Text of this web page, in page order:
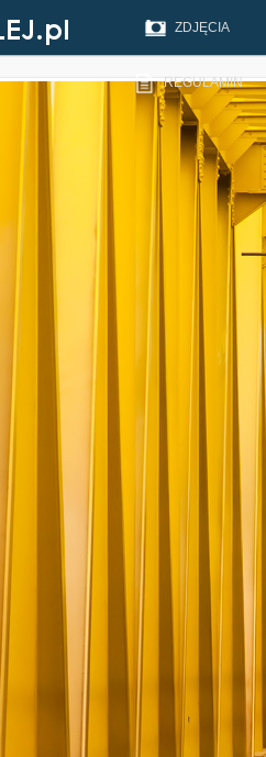
ZDJĘCIA
REGULAMIN